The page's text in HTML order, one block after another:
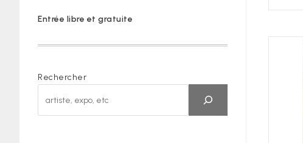
Entrée libre et gratuite
Rechercher